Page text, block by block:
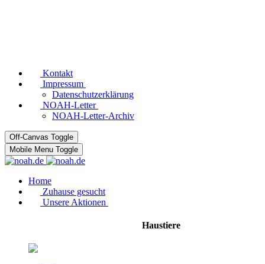
Kontakt
Impressum
Datenschutzerklärung
NOAH-Letter
NOAH-Letter-Archiv
Off-Canvas Toggle
Mobile Menu Toggle
Home
Zuhause gesucht
Unsere Aktionen
Haustiere